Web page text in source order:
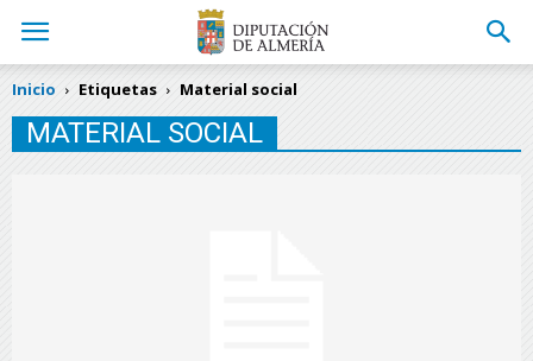
Inicio Etiquetas Material social
MATERIAL SOCIAL